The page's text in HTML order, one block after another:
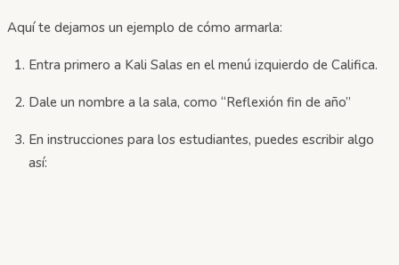
Aquí te dejamos un ejemplo de cómo armarla:
Entra primero a Kali Salas en el menú izquierdo de Califica.
Dale un nombre a la sala, como “Reflexión fin de año”
En instrucciones para los estudiantes, puedes escribir algo
así: